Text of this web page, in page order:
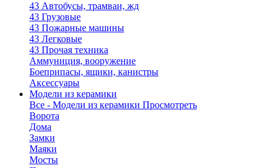
43 Автобусы, трамваи, жд
43 Грузовые
43 Пожарные машины
43 Легковые
43 Прочая техника
Аммуниция, вооружение
Боеприпасы, ящики, канистры
Аксессуары
Модели из керамики
Все - Модели из керамики Просмотреть
Ворота
Дома
Замки
Маяки
Мосты